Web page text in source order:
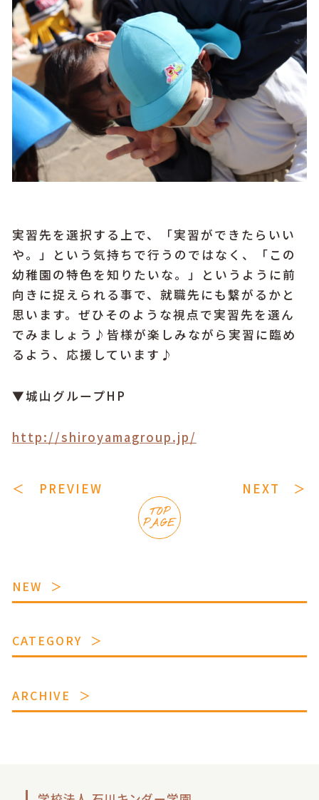
実習先を選択する上で、「実習ができたらいい
や。」という気持ちで行うのではなく、「この
幼稚園の特色を知りたいな。」というように前
向きに捉えられる事で、就職先にも繋がるかと
思います。ぜひそのような視点で実習先を選ん
でみましょう♪皆様が楽しみながら実習に臨め
るよう、応援しています♪
▼城山グループHP
http://shiroyamagroup.jp/
＜ PREVIEW
TOP
PAGE
NEXT ＞
NEW
CATEGORY
ARCHIVE